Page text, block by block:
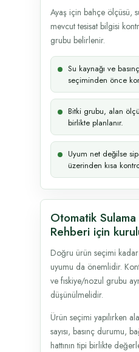
Ayaş için bahçe ölçüsü,
mevcut tesisat bilgisi
grubu belirlenir.
Su kaynağı ve
seçiminden önce
Bitki grubu, alan
birlikte planlanır.
Uyum net değilse
üzerinden kısa
Otomatik
Rehberi için
Doğru ürün seçimi
uyumu da önemlidir.
ve fıskiye/nozul grubu
düşünülmelidir.
Ürün seçimi yapılırken
sayısı, basınç durumu,
hattının tipi birlikte